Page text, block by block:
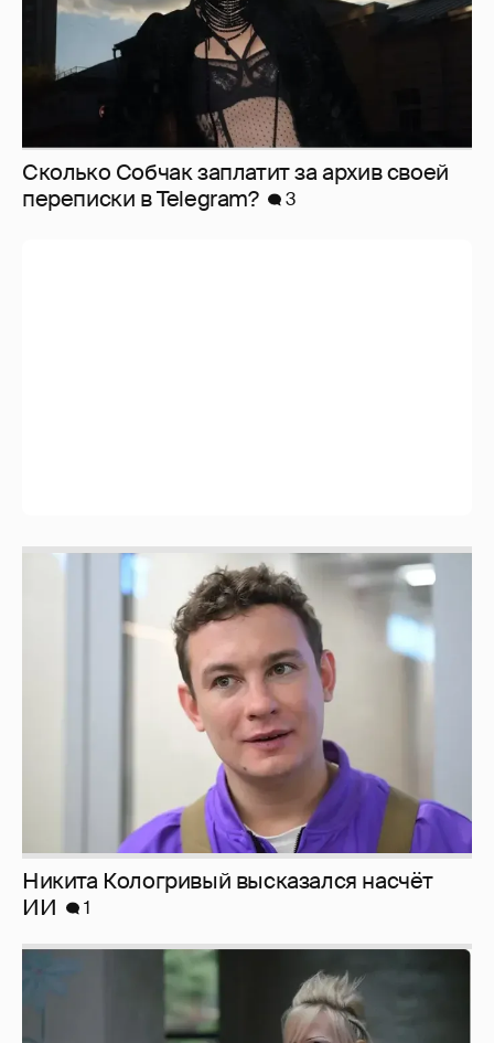
Сколько Собчак заплатит за архив своей
перeписки в Telegram?
3
Никита Кологривый высказался насчёт
Певица Глюкоза рассказала о съёмках для
эротического журнала
3